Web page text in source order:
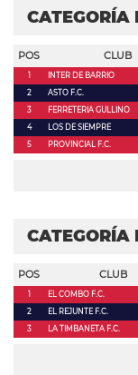
CATEGORÍA
POS CLUB
1 INTER DE BARRIO
2
ASTO F.C.
3
FERRETERIA GULLINO
4
LOS DE SIEMPRE
5
PROVINCIAL F.C.
CATEGORÍA
POS CLUB
1 EL COMBO F.C.
2
EL REJUNTE F.C.
3
LA TIMBANETA F.C.